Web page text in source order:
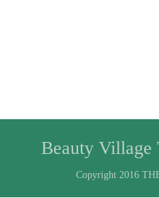
Beauty
Copyright 2016